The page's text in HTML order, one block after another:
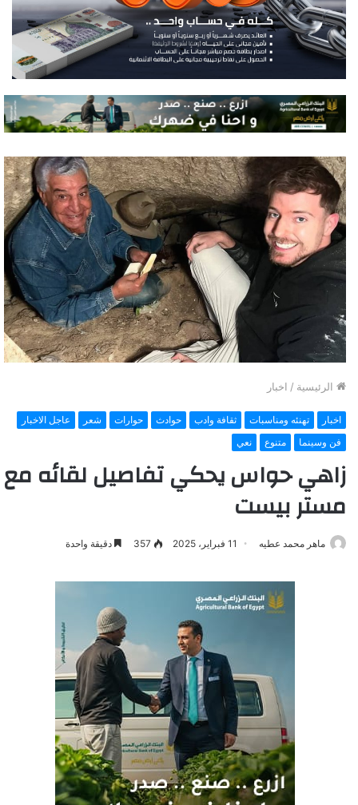
الرئيسية / اخبار
اخبار تهنئه ومناسبات ثقافة وادب حوادث حوارات شعر
عاجل الاخبار
فن وسينما
متنوع نعي
زاهي حواس يحكي تفاصيل لقائه مع
مستر بيست
ماهر محمد عطيه 11 فبراير، 2025 357 دقيقة واحدة